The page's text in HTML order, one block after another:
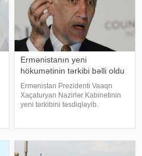
Ermənistanın yeni
hökumətinin tərkibi bəlli oldu
Ermənistan Prezidenti Vaaqn
Xaçaturyan Nazirlər Kabinetinin
yeni tərkibini təsdiqləyib.
Mqer Qriqoryan – Baş nazirin
müavini. Tiqran Xaçatrya